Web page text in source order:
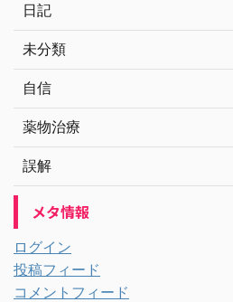
日記
未分類
自信
薬物治療
誤解
メタ情報
ログイン
投稿フィード
コメントフィード